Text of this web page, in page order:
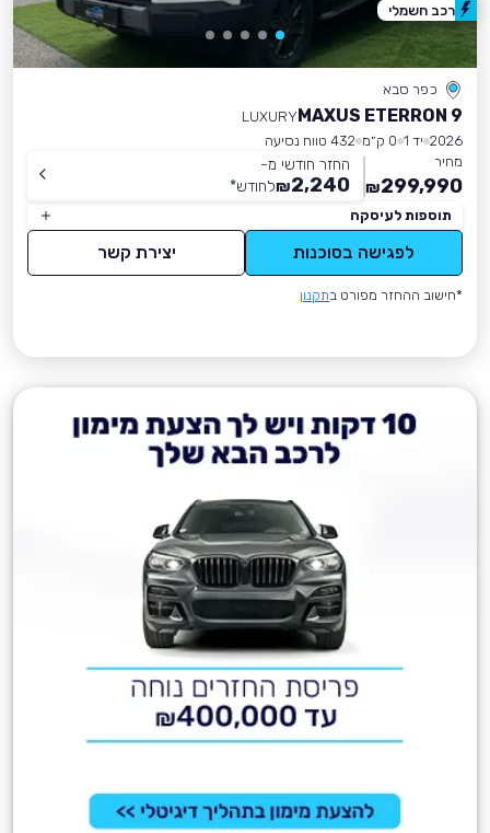
כפר סבא
MAXUS ETERRON 9
LUXURY
2026 יד 1 0 ק״מ
432 טווח נסיעה
מחיר
299,990
₪
החזר חודשי מ-
2,240
₪לחודש*
תוספות לעיסקה
לפגישה בסוכנות יצירת קשר
*חישוב ההחזר מפורט בתקנון
רכב חשמלי